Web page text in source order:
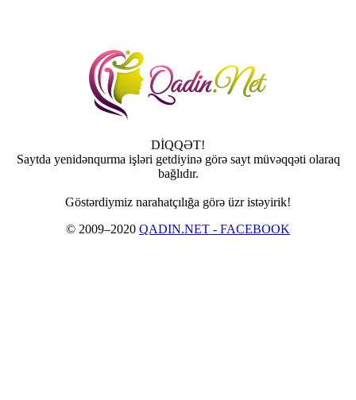
DİQQƏT!
Saytda yenidənqurma işləri getdiyinə görə sayt müvəqqəti olaraq
bağlıdır.
Göstərdiymiz narahatçılığa görə üzr istəyirik!
© 2009–2020 QADIN.NET - FACEBOOK